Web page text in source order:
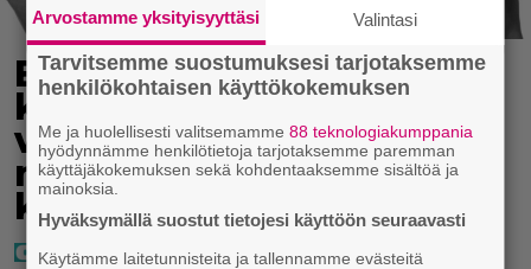
Eppu Normaali soitti
kaikkien aikojen
viimeisen konserttinsa –
nämä kappaleet sillä
kuultiin
Arvostamme yksityisyyttäsi Valintasi
Tarvitsemme suostumuksesi tarjotaksemme
henkilökohtaisen käyttökokemuksen
Me ja huolellisesti valitsemamme88 teknologiakumppania
hyödynnämme henkilötietoja tarjotaksemme paremman
käyttäjäkokemuksen sekä kohdentaaksemme sisältöä ja
mainoksia.
Hyväksymällä suostut tietojesi käyttöön seuraavasti
Käytämme laitetunnisteita ja tallennamme evästeitä